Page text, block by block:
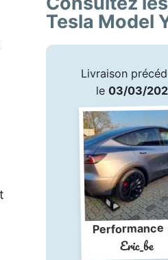
Tesla Model
Livraison
le 03/03/
Performance
Eric_be